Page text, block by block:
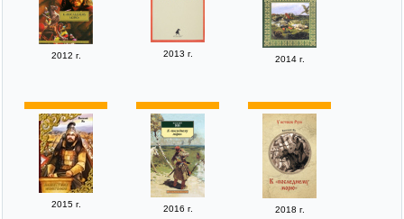
2012 г. 2013 г.
2014 г.
2015 г. 2016 г. 2018 г.